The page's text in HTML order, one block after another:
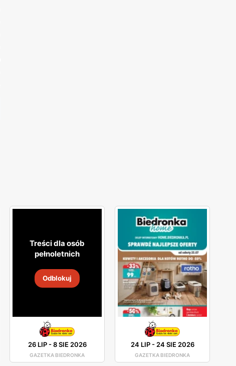
Treści dla osób
pełnoletnich
Odblokuj
26 LIP-8 SIE 2026
GAZETKA BIEDRONKA
24 LIP- 24 SIE 2026
GAZETKA BIEDRONKA